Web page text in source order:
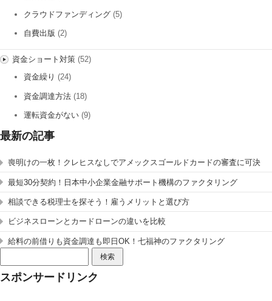
クラウドファンディング (5)
自費出版 (2)
資金ショート対策(52)
資金繰り (24)
資金調達方法 (18)
運転資金がない (9)
最新の記事
喪明けの一枚！クレヒスなしでアメックスゴールドカードの審査に可決
最短30分契約！日本中小企業金融サポート機構のファクタリング
相談できる税理士を探そう！雇うメリットと選び方
ビジネスローンとカードローンの違いを比較
給料の前借りも資金調達も即日OK！七福神のファクタリング
索:
スポンサードリンク